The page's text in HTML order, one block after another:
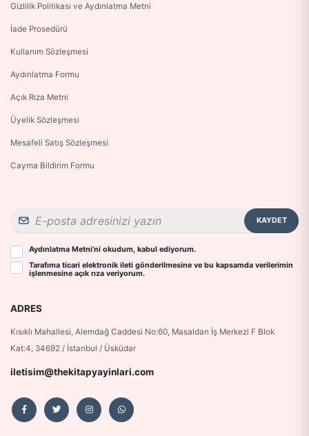
Gizlilik Politikası ve Aydınlatma Metni
İade Prosedürü
Kullanım Sözleşmesi
Aydınlatma Formu
Açık Rıza Metni
Üyelik Sözleşmesi
Mesafeli Satış Sözleşmesi
Cayma Bildirim Formu
KAYDET
Aydınlatma Metni’ni okudum, kabul ediyorum.
Tarafıma ticari elektronik ileti gönderilmesine ve bu kapsamda verilerimin
işlenmesine açık rıza veriyorum.
ADRES
Kısıklı Mahallesi, Alemdağ Caddesi No:60, Masaldan İş Merkezi F Blok
Kat:4, 34692 / İstanbul / Üsküdar
iletisim@thekitapyayinlari.com